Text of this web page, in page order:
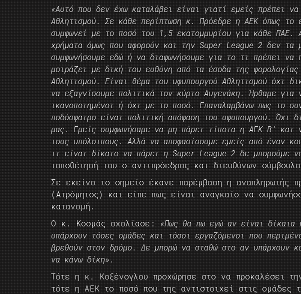
«Αυτό που δεν έχω καταλάβει είναι γιατί εμείς πρέπει
Αθλητισμού. Σε κάθε περίπτωση κ. Πρόεδρε η ΑΕΚ όπως το
συμφωνεί με το ποσό του 1,5 εκατομμυρίου για κάθε ΠΑΕ.
χρήματα όμως που αφορούν και την Super League 2 δεν τα
συμφωνήσουμε εδώ ή να διαφωνήσουμε για το τι πρέπει
μοιράζει με δική του ευθύνη από τα έσοδα της
Αθλητισμού. Είναι θέμα του υφυπουργού Αθλητισμού όχι
να εξαγνίσουμε πολιτικά τον κύριο Αυγενάκη. Ήρθαμε για
ικανοποιημένοι ή όχι με το ποσό. Επαναλαμβάνω πως το
ποδόσφαιρο είναι πολιτική απόφαση του υφυπουργού. Όχι
μας. Εμείς συμφωνήσαμε να μη πάρει τίποτα η ΑΕΚ Β’ και
τους υπόλοιπους. Αλλά να αποφασίσουμε εμείς από έναν
τι είναι δίκαιο να πάρει η Super League 2 δε μπορούμε
τοποθέτησή του ο αντιπρόεδρος και διευθύνων
Σε εκείνο το σημείο έκανε παρέμβαση η αναπληρωτής
(Ατρόμητος) και είπε πως είναι αναγκαίο να
κατανομή.
Ο κ. Κοσμάς σχολίασε: «Πως θα πω εγώ αν είναι δίκαια
υπάρχουν τόσες ομάδες και τόσοι εργαζόμενοι που
βρεθούν στον δρόμο. Δε μπορώ να σταθώ στο αν υπάρχουν
να κάνω δίκη».
Τότε η κ. Κοξένογλου προχώρησε στο να προκαλέσει
τότε η ΑΕΚ το ποσό που της αντιστοιχεί στις ομάδες